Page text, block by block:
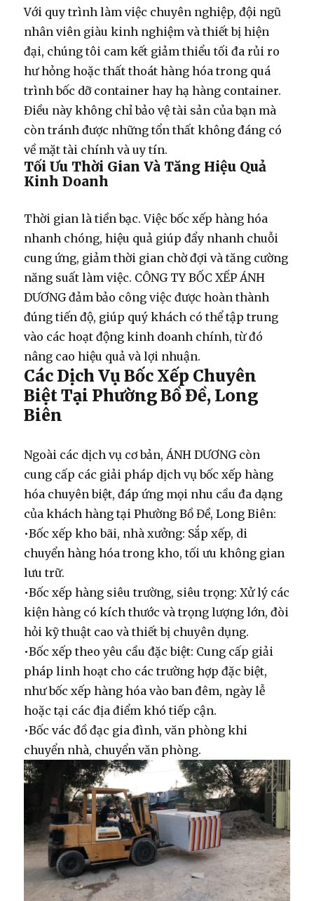
Với quy trình làm việc chuyên nghiệp, đội ngũ
nhân viên giàu kinh nghiệm và thiết bị hiện
đại, chúng tôi cam kết giảm thiểu tối đa rủi ro
hư hỏng hoặc thất thoát hàng hóa trong quá
trìnhbốc dỡ container hayhạ hàng container.
Điều này không chỉ bảo vệ tài sản của bạn mà
còn tránh được những tổn thất không đáng có
về mặt tài chính và uy tín.
Tối Ưu Thời Gian Và Tăng Hiệu Quả
Kinh Doanh
Thời gian là tiền bạc. Việcbốc xếp hàng hóa
nhanh chóng, hiệu quả giúp đẩy nhanh chuỗi
cung ứng, giảm thời gian chờ đợi và tăng cường
năng suất làm việc. CÔNG TY BỐC XẾP ÁNH
DƯƠNG đảm bảo công việc được hoàn thành
đúng tiến độ, giúp quý khách có thể tập trung
vào các hoạt động kinh doanh chính, từ đó
nâng cao hiệu quả và lợi nhuận.
Các Dịch Vụ Bốc Xếp Chuyên
Biệt Tại Phường Bồ Đề, Long
Biên
Ngoài các dịch vụ cơ bản, ÁNH DƯƠNG còn
cung cấp các giải pháp dịch vụ bốc xếp hàng
hóa chuyên biệt, đáp ứng mọi nhu cầu đa dạng
của khách hàng tại Phường Bồ Đề, Long Biên:
•Bốc xếp kho bãi, nhà xưởng: Sắp xếp, di
chuyển hàng hóa trong kho, tối ưu không gian
lưu trữ.
•Bốc xếp hàng siêu trường, siêu trọng: Xử lý các
kiện hàng có kích thước và trọng lượng lớn, đòi
hỏi kỹ thuật cao và thiết bị chuyên dụng.
•Bốc xếp theo yêu cầu đặc biệt: Cung cấp giải
pháp linh hoạt cho các trường hợp đặc biệt,
như bốc xếp hàng hóa vào ban đêm, ngày lễ
hoặc tại các địa điểm khó tiếp cận.
•Bốc vác đồ đạc gia đình, văn phòng khi
chuyển nhà, chuyển văn phòng.